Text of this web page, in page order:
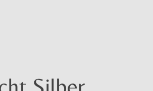
Silber